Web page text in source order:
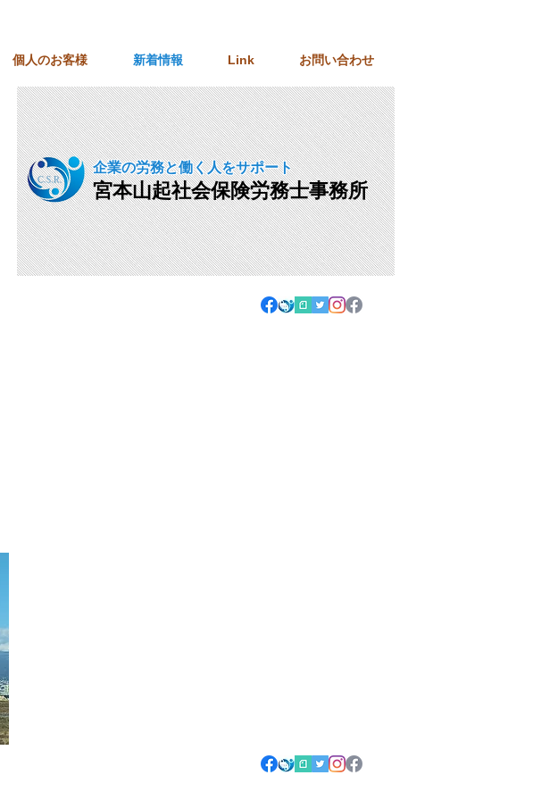
個人のお客様 新着情報 Link お問い合わせ
企業の労務と働く人をサポート
宮本山起社会保険労務士事務所